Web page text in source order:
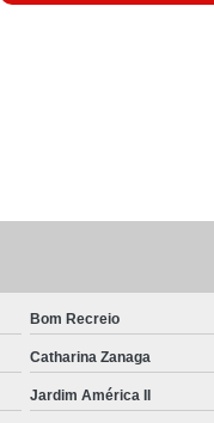
Bom Recreio
Catharina Zanaga
Jardim América II